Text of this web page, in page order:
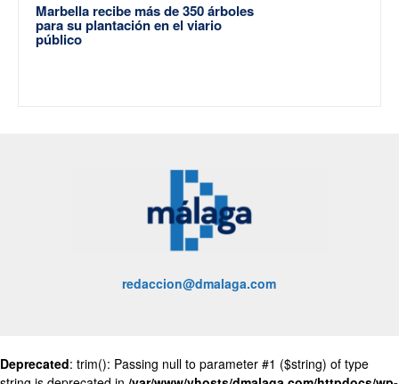
Marbella recibe más de 350 árboles
para su plantación en el viario
público
redaccion@dmalaga.com
Deprecated: trim(): Passing null to parameter #1 ($string) of type